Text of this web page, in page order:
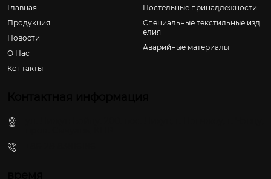
Главная
Продукция
Новости
О Hас
Контакты
Постельные принадлежности
Специальные текстильные изд
елия
Аварийные материалы